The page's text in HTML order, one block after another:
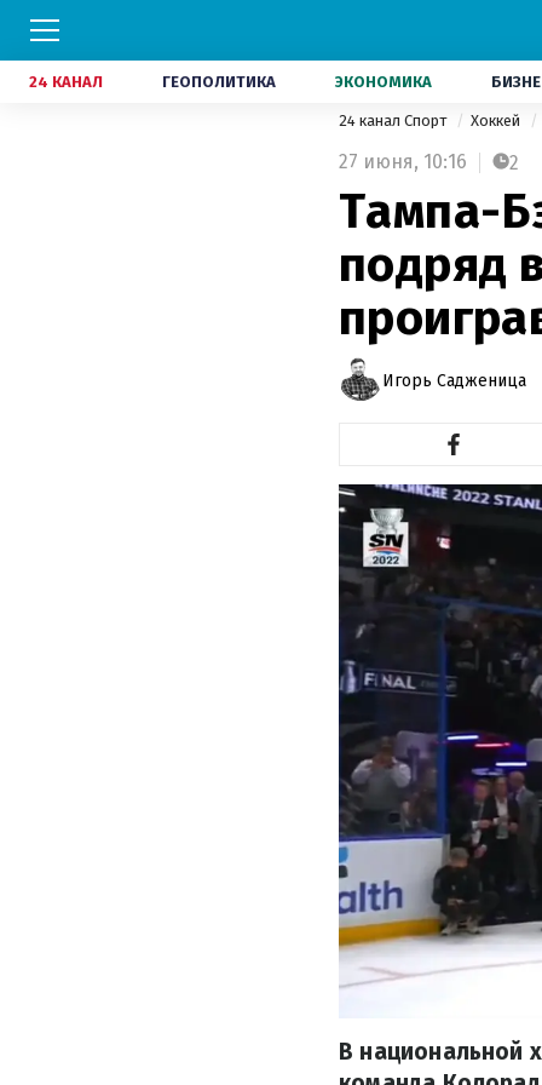
24 КАНАЛ ГЕОПОЛИТИКА ЭКОНОМИКА
24 канал Спорт Хоккей
27 июня, 10:16 2
Тампа-
подряд
Игорь Садженица
В национальной